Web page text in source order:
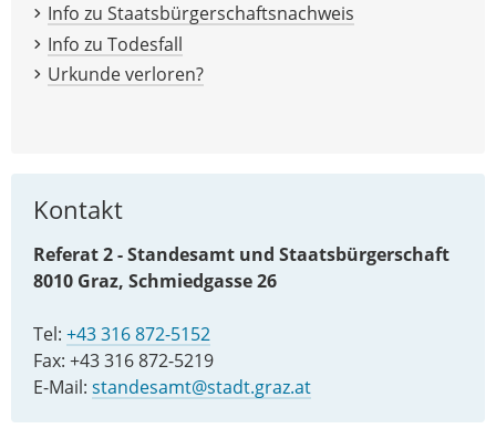
Info zu Staatsbürgerschaftsnachweis
Info zu Todesfall
Urkunde verloren?
Kontakt
Referat 2 - Standesamt und Staatsbürgerschaft
8010 Graz, Schmiedgasse 26
Tel: +43 316 872-5152
Fax: +43 316 872-5219
E-Mail: standesamt@stadt.graz.at